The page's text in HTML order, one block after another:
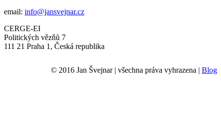
email: info@jansvejnar.cz
CERGE-EI
Politických vězňů 7
111 21 Praha 1, Česká republika
© 2016 Jan Švejnar | všechna práva vyhrazena | Blog